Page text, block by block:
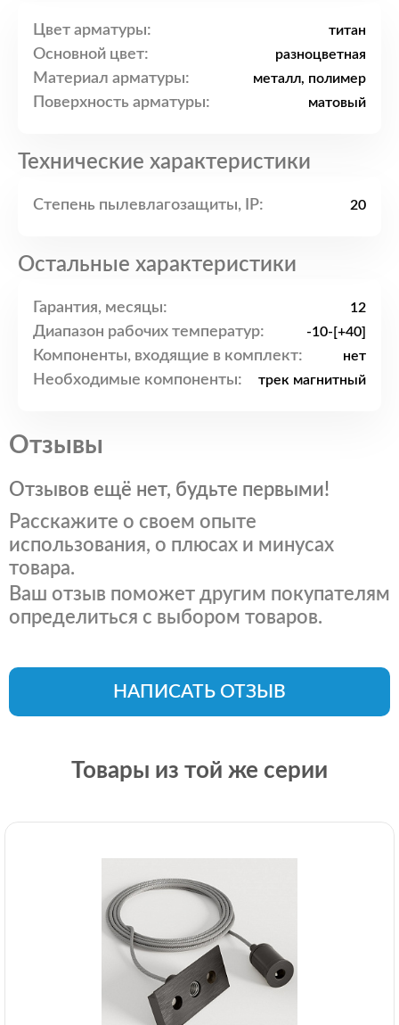
Цвет арматуры: титан
Основной цвет: разноцветная
Материал арматуры: металл, полимер
Поверхность арматуры: матовый
Технические характеристики
Степень пылевлагозащиты, IP: 20
Остальные характеристики
Гарантия, месяцы: 12
Диапазон рабочих температур: -10-[+40]
Компоненты, входящие в комплект: нет
Необходимые компоненты: трек магнитный
Отзывы
Отзывов ещё нет, будьте первыми!
Расскажите о своем опыте
использования, о плюсах и минусах
товара.
Ваш отзыв поможет другим покупателям
определиться с выбором товаров.
НАПИСАТЬ ОТЗЫВ
Товары из той же серии